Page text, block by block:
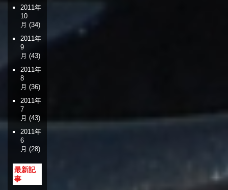
2011年
10
月 (34)
2011年
9
月 (43)
2011年
8
月 (36)
2011年
7
月 (43)
2011年
6
月 (28)
最新記
事